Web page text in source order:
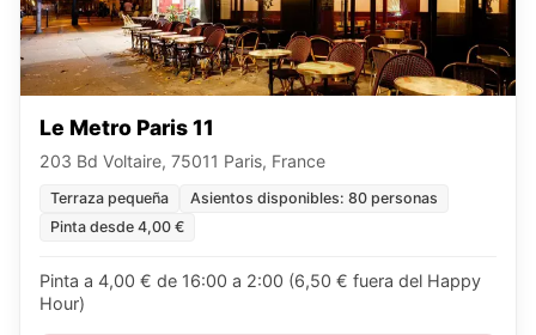
Le Metro Paris 11
203 Bd Voltaire, 75011 Paris, France
Terraza pequeña
Asientos disponibles: 80 personas
Pinta desde 4,00 €
Pinta a 4,00 € de 16:00 a 2:00 (6,50 € fuera del Happy
Hour)